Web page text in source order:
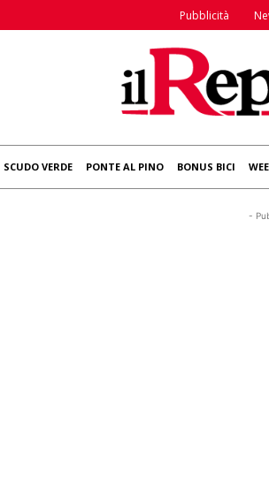
Pubblicità
SCUDO VERDE PONTE AL PINO BONUS BICI
-